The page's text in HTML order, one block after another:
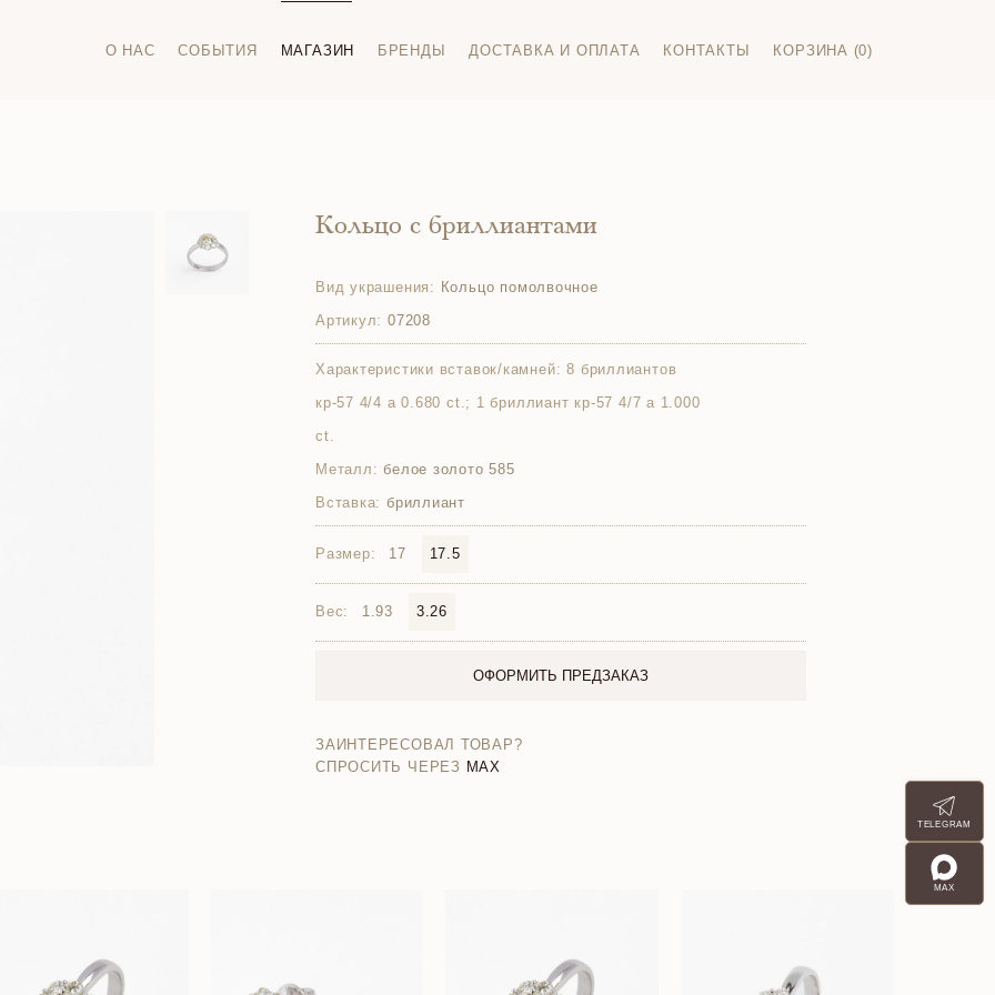
О НАС СОБЫТИЯ МАГАЗИН БРЕНДЫ ДОСТАВКА И ОПЛАТА КОНТАКТЫ КОРЗИНА (0)
Кольцо с бриллиантами
Вид украшения: Кольцо помолвочное
Артикул: 07208
Характеристики вставок/камней: 8 бриллиантов
кр-57 4/4 а 0.680 ct.; 1 бриллиант кр-57 4/7 а 1.000
ct.
Металл: белое золото 585
Вставка: бриллиант
Размер: 17 17.5
Вес: 1.93 3.26
ОФОРМИТЬ ПРЕДЗАКАЗ
ЗАИНТЕРЕСОВАЛ ТОВАР?
СПРОСИТЬ ЧЕРЕЗ MAX
TELEGRAM
MAX